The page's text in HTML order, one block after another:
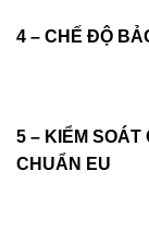
4 – CHẾ ĐỘ
5 – KIỂM
CHUẨN EU